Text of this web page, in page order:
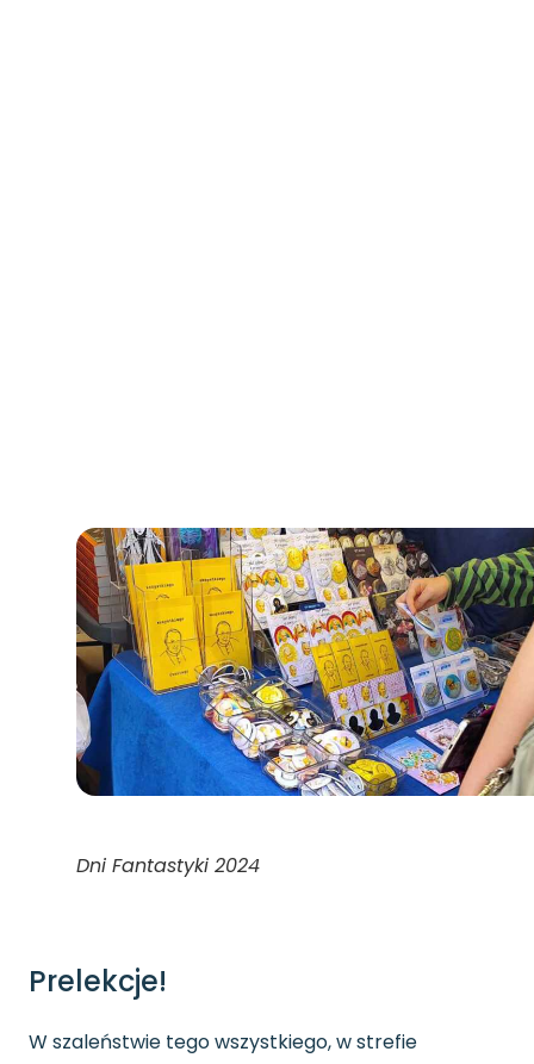
Dni Fantastyki 2024
Prelekcje!
W szaleństwie tego wszystkiego, w strefie